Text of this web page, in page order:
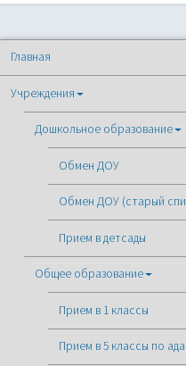
Главная
Учреждения
Дошкольное образование
Обмен ДОУ
Обмен ДОУ (старый
Прием в детсады
Общее образование
Прием в 1 классы
Прием в 5 классы по